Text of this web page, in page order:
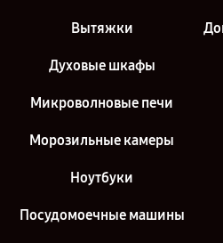
Вытяжки
Духовые шкафы
Микроволновые печи
Морозильные камеры
Ноутбуки
Посудомоечные машины